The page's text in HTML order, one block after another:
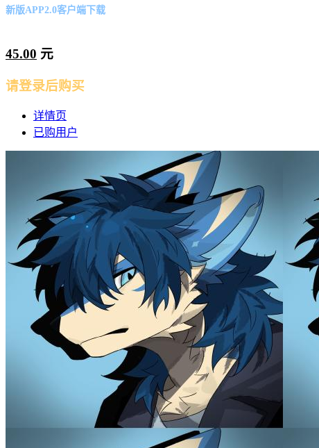
新版APP2.0客户端下载
45.00 元
请登录后购买
详情页
已购用户